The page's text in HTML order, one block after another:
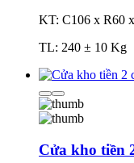
KT: C106 x R60
TL: 240 ± 10 Kg
Cửa kho tiền